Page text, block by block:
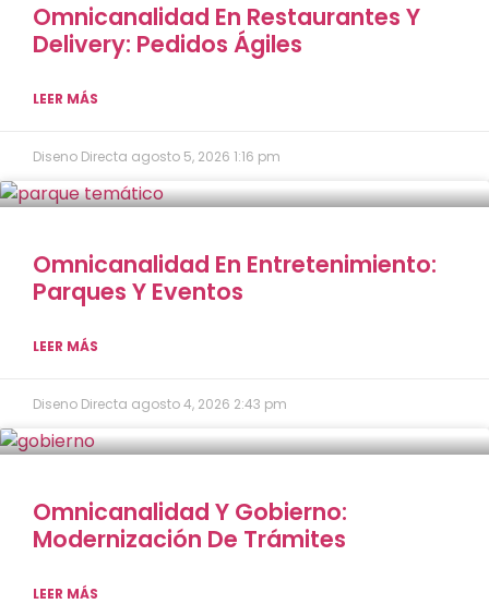
Omnicanalidad En Restaurantes Y
Delivery: Pedidos Ágiles
LEER MÁS
Diseno Directa agosto 5, 2026 1:16 pm
Omnicanalidad En Entretenimiento:
Parques Y Eventos
LEER MÁS
Diseno Directa agosto 4, 2026 2:43 pm
Omnicanalidad Y Gobierno:
Modernización De Trámites
LEER MÁS